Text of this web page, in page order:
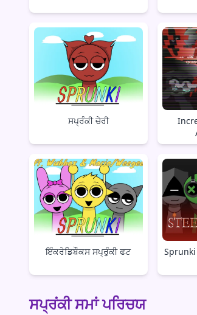
ਸਪ੍ਰੰਕੀ ਚੇਰੀ
ਇੰਕਰੇਡਿਬੌਕਸ ਸਪ੍ਰੁੰਕੀ ਫਟ
Sprunki
ਸਪ੍ਰਂਕੀ ਸਮਾਂ ਪਰਿਚਯ